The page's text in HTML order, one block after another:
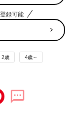
ていた時期
で話題を呼んだグ
ンリンさんも現在
3児の母として忙
録可能
2歳 4歳～